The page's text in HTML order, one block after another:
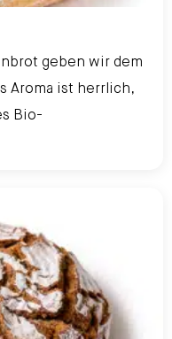
geben wir dem
Aroma ist herrlich,
Bio-